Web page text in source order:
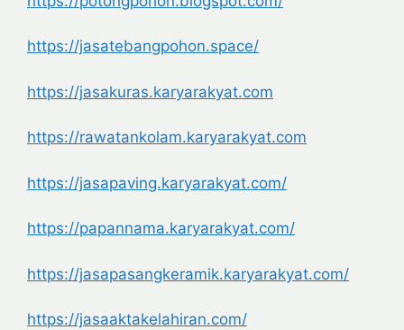
https://jasatebangpohon.space/
https://jasakuras.karyarakyat.com
https://rawatankolam.karyarakyat.com
https://jasapaving.karyarakyat.com/
https://papannama.karyarakyat.com/
https://jasapasangkeramik.karyarakyat.com/
https://jasaaktakelahiran.com/